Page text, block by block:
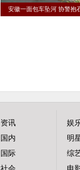
安徽一面包车坠河 协警抱
资讯
国内
国际
娱
明
综